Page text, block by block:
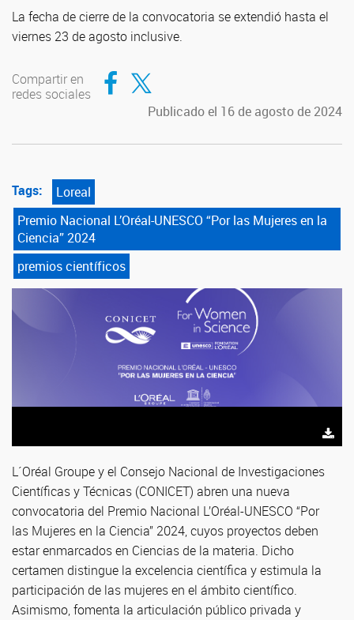
La fecha de cierre de la convocatoria se extendió hasta el
viernes 23 de agosto inclusive.
Compartir en
redes sociales
Compartir en Facebook
Compartir en Twitter
Publicado el 16 de agosto de 2024
Tags:
Loreal
Premio Nacional L’Oréal-UNESCO “Por las Mujeres en la
Ciencia” 2024
premios científicos
L´Oréal Groupe y el Consejo Nacional de Investigaciones
Científicas y Técnicas (CONICET) abren una nueva
convocatoria del Premio Nacional L’Oréal-UNESCO “Por
las Mujeres en la Ciencia” 2024, cuyos proyectos deben
estar enmarcados en Ciencias de la materia. Dicho
certamen distingue la excelencia científica y estimula la
participación de las mujeres en el ámbito científico.
Asimismo, fomenta la articulación público privada y